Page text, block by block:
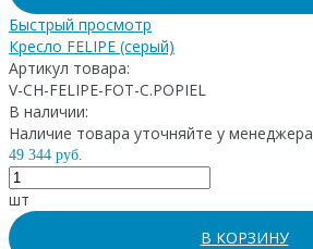
Быстрый просмотр
Кресло FELIPE (серый)
Артикул товара:
V-CH-FELIPE-FOT-C.POPIEL
В наличии:
Наличие товара уточняйте у менеджера
49 344 руб.
шт
В КОРЗИНУ